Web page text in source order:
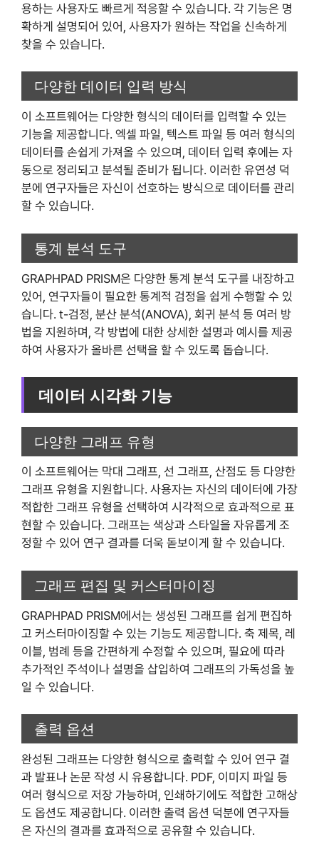
용하는 사용자도 빠르게 적응할 수 있습니다. 각 기능은 명
확하게 설명되어 있어, 사용자가 원하는 작업을 신속하게
찾을 수 있습니다.
다양한 데이터 입력 방식
이 소프트웨어는 다양한 형식의 데이터를 입력할 수 있는
기능을 제공합니다. 엑셀 파일, 텍스트 파일 등 여러 형식의
데이터를 손쉽게 가져올 수 있으며, 데이터 입력 후에는 자
동으로 정리되고 분석될 준비가 됩니다. 이러한 유연성 덕
분에 연구자들은 자신이 선호하는 방식으로 데이터를 관리
할 수 있습니다.
통계 분석 도구
GRAPHPAD PRISM은 다양한 통계 분석 도구를 내장하고
있어, 연구자들이 필요한 통계적 검정을 쉽게 수행할 수 있
습니다. t-검정, 분산 분석(ANOVA), 회귀 분석 등 여러 방
법을 지원하며, 각 방법에 대한 상세한 설명과 예시를 제공
하여 사용자가 올바른 선택을 할 수 있도록 돕습니다.
데이터 시각화 기능
다양한 그래프 유형
이 소프트웨어는 막대 그래프, 선 그래프, 산점도 등 다양한
그래프 유형을 지원합니다. 사용자는 자신의 데이터에 가장
적합한 그래프 유형을 선택하여 시각적으로 효과적으로 표
현할 수 있습니다. 그래프는 색상과 스타일을 자유롭게 조
정할 수 있어 연구 결과를 더욱 돋보이게 할 수 있습니다.
그래프 편집 및 커스터마이징
GRAPHPAD PRISM에서는 생성된 그래프를 쉽게 편집하
고 커스터마이징할 수 있는 기능도 제공합니다. 축 제목, 레
이블, 범례 등을 간편하게 수정할 수 있으며, 필요에 따라
추가적인 주석이나 설명을 삽입하여 그래프의 가독성을 높
일 수 있습니다.
출력 옵션
완성된 그래프는 다양한 형식으로 출력할 수 있어 연구 결
과 발표나 논문 작성 시 유용합니다. PDF, 이미지 파일 등
여러 형식으로 저장 가능하며, 인쇄하기에도 적합한 고해상
도 옵션도 제공합니다. 이러한 출력 옵션 덕분에 연구자들
은 자신의 결과를 효과적으로 공유할 수 있습니다.